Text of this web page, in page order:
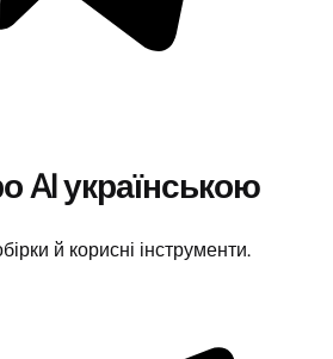
AI українською
й корисні інструменти.